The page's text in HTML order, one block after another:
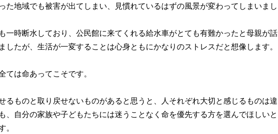
た地域でも被害が出てしまい、見慣れているはずの風景が変わってしまいまし
一時断水しており、公民館に来てくれる給水車がとても有難かったと母親が話
したが、生活が一変することは心身ともにかなりのストレスだと想像します。
ては命あってこそです。
るものと取り戻せないものがあると思うと、人それぞれ大切と感じるものは違
、自分の家族や子どもたちには迷うことなく命を優先する方を選んでほしいと
。